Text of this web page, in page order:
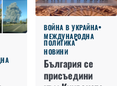
ВОЙНА В УКРАЙНА
МЕЖДУНАРОДНА
ПОЛИТИКА
НОВИНИ
България се
присъедини